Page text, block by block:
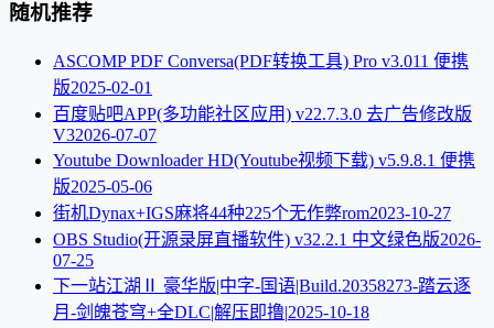
随机推荐
ASCOMP PDF Conversa(PDF转换工具) Pro v3.011 便携
版2025-02-01
百度贴吧APP(多功能社区应用) v22.7.3.0 去广告修改版
V32026-07-07
Youtube Downloader HD(Youtube视频下载) v5.9.8.1 便携
版2025-05-06
街机Dynax+IGS麻将44种225个无作弊rom2023-10-27
OBS Studio(开源录屏直播软件) v32.2.1 中文绿色版2026-
07-25
下一站江湖Ⅱ 豪华版|中字-国语|Build.20358273-踏云逐
月-剑魄苍穹+全DLC|解压即撸|2025-10-18